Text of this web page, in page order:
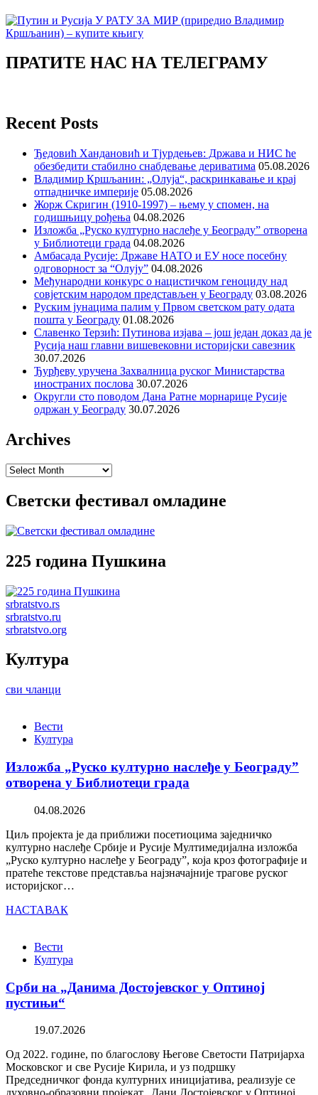
ПРАТИТЕ НАС НА ТЕЛЕГРАМУ
Recent Posts
Ђедовић Хандановић и Тјурдењев: Држава и НИС ће
обезбедити стабилно снабдевање дериватима 05.08.2026
Владимир Кршљанин: „Олуја“, раскринкавање и крај
отпадничке империје 05.08.2026
Жорж Скригин (1910-1997) – њему у спомен, на
годишњицу рођења 04.08.2026
Изложба „Руско културно наслеђе у Београду” отворена
у Библиотеци града 04.08.2026
Амбасада Русије: Државе НАТО и ЕУ носе посебну
одговорност за “Олују” 04.08.2026
Међународни конкурс о нацистичком геноциду над
совјетским народом представљен у Београду 03.08.2026
Руским јунацима палим у Првом светском рату одата
пошта у Београду 01.08.2026
Славенко Терзић: Путинова изјава – још један доказ да је
Русија наш главни вишевековни историјски савезник
30.07.2026
Ђурђеву уручена Захвалница руског Министарства
иностраних послова 30.07.2026
Округли сто поводом Дана Ратне морнарице Русије
одржан у Београду 30.07.2026
Archives
Archives
Светски фестивал омладине
225 година Пушкина
srbratstvo.rs
srbratstvo.ru
srbratstvo.org
Култура
сви чланци
Вести
Култура
Изложба „Руско културно наслеђе у Београду”
отворена у Библиотеци града
04.08.2026
Циљ пројекта је да приближи посетиоцима заједничко
културно наслеђе Србије и Русије Мултимедијална изложба
„Руско културно наслеђе у Београду”, која кроз фотографије и
пратеће текстове представља најзначајније трагове руског
историјског…
НАСТАВАК
Вести
Култура
Срби на „Данима Достојевског у Оптиној
пустињи“
19.07.2026
Од 2022. године, по благослову Његове Светости Патријарха
Московског и све Русије Кирила, и уз подршку
Председничког фонда културних иницијатива, реализује се